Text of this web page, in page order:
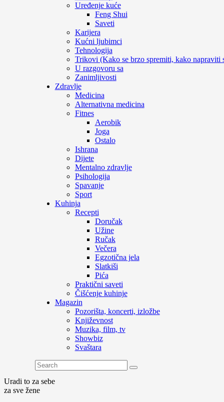
Uređenje kuće
Feng Shui
Saveti
Karijera
Kućni ljubimci
Tehnologija
Trikovi (Kako se brzo spremiti, kako napraviti
U razgovoru sa
Zanimljivosti
Zdravlje
Medicina
Alternativna medicina
Fitnes
Aerobik
Joga
Ostalo
Ishrana
Dijete
Mentalno zdravlje
Psihologija
Spavanje
Sport
Kuhinja
Recepti
Doručak
Užine
Ručak
Večera
Egzotična jela
Slatkiši
Pića
Praktični saveti
Čišćenje kuhinje
Magazin
Pozorišta, koncerti, izložbe
Književnost
Muzika, film, tv
Showbiz
Svaštara
Uradi to za sebe
za sve žene